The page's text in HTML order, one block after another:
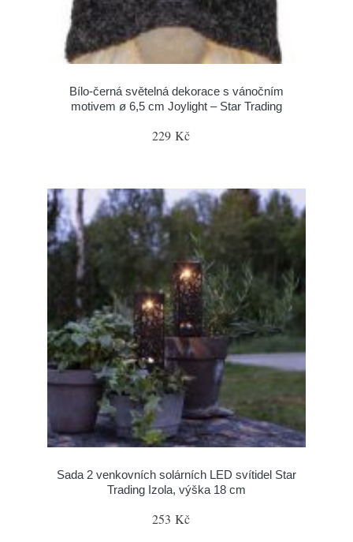
Bílo-černá světelná dekorace s vánočním
motivem ø 6,5 cm Joylight – Star Trading
229 Kč
Sada 2 venkovních solárních LED svítidel Star
Trading Izola, výška 18 cm
253 Kč